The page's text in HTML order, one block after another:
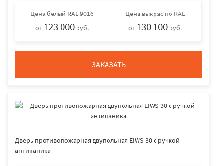
Цена белый RAL 9016
от 123 000 руб.
Цена выкрас по RAL
от 130 100 руб.
ЗАКАЗАТЬ
Дверь противопожарная двупольная EIWS-30 с ручкой
антипаника